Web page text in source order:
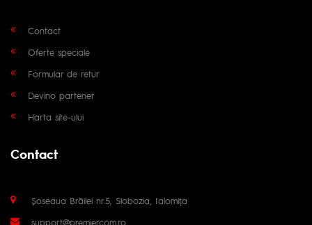
Contact
Oferte speciale
Formular de retur
Devino partener
Harta site-ului
Contact
Șoseaua Brăilei nr.5, Slobozia, Ialomița
support@premiercom.ro